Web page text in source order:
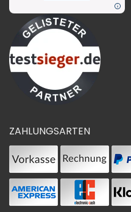
ZAHLUNGSARTEN